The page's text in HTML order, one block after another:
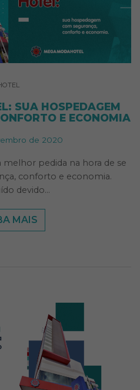
SUA HOSPEDAGEM
E ECONOMIA
de 2020
melhor pedida na hora de se
conforto e economia.
devido…
MAIS